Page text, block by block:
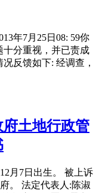
年7月25日08: 59你
十分重视，并已责成
反馈如下: 经调查，
土地行政管
月7日出生。 被上诉
。 法定代表人:陈淑